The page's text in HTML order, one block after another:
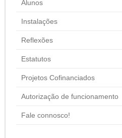
Alunos
Instalações
Reflexões
Estatutos
Projetos Cofinanciados
Autorização de funcionamento
Fale connosco!